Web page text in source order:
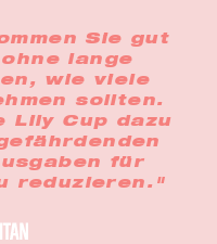
Sie gut
lange
wie viele
sollten.
Lily Cup dazu
für
reduzieren."